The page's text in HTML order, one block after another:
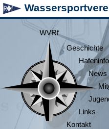
WVRf
Geschichte
Hafeninfo
News
Links
Kontakt